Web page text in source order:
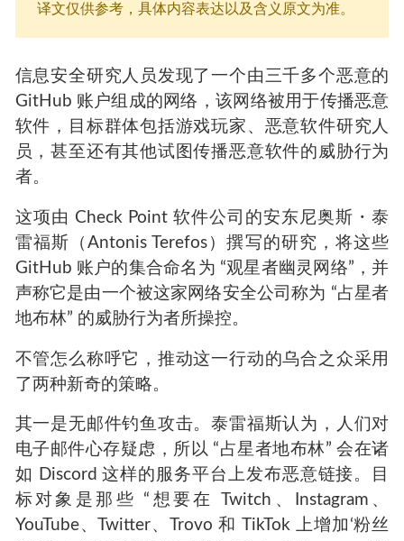
译文仅供参考，具体内容表达以及含义原文为准。
信息安全研究人员发现了一个由三千多个恶意的
GitHub 账户组成的网络，该网络被用于传播恶意
软件，目标群体包括游戏玩家、恶意软件研究人
员，甚至还有其他试图传播恶意软件的威胁行为
者。
这项由 Check Point 软件公司的安东尼奥斯・泰
雷福斯（Antonis Terefos）撰写的研究，将这些
GitHub 账户的集合命名为 “观星者幽灵网络”，并
声称它是由一个被这家网络安全公司称为 “占星者
地布林” 的威胁行为者所操控。
不管怎么称呼它，推动这一行动的乌合之众采用
了两种新奇的策略。
其一是无邮件钓鱼攻击。泰雷福斯认为，人们对
电子邮件心存疑虑，所以 “占星者地布林” 会在诸
如 Discord 这样的服务平台上发布恶意链接。目
标对象是那些 “想要在 Twitch、Instagram、
YouTube、Twitter、Trovo 和 TikTok 上增加‘粉丝